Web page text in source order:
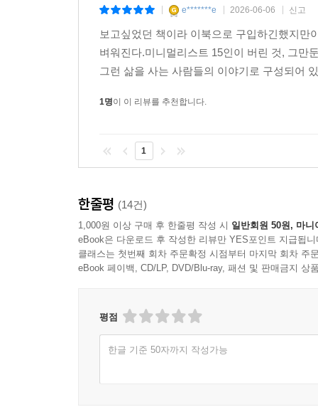
e*******e 2026-06-06 신고
보고싶었던 책이라 이북으로 구입하긴했지
벼워진다.미니멀리스트 15인이 버린 것, 그만
그런 삶을 사는 사람들의 이야기로 구성되어
1명이 이 리뷰를 추천합니다.
1
한줄평 (14건)
1,000원 이상 구매 후 한줄평 작성 시 일반회원 50원, 마니
eBook은 다운로드 후 작성한 리뷰만 YES포인트 지급됩니
클래스는 첫번째 회차 주문확정 시점부터 마지막 회차 주
eBook 페이백, CD/LP, DVD/Blu-ray, 패션 및 판매금지 상
평점
한글 기준 50자까지 작성가능